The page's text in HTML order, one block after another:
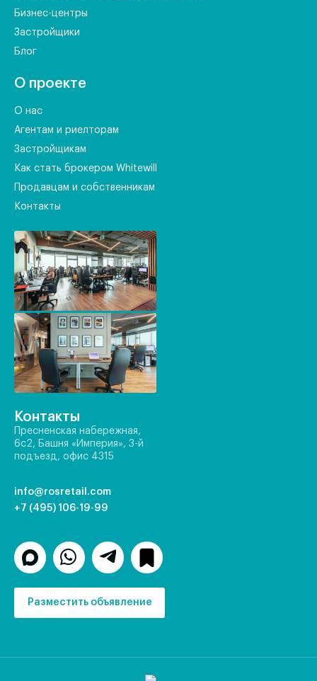
Бизнес-центры
Застройщики
Блог
О проекте
О нас
Агентам и риелторам
Застройщикам
Как стать брокером Whitewill
Продавцам и собственникам
Контакты
Контакты
Пресненская набережная,
6с2, Башня «Империя», 3-й
подъезд, офис 4315
info@rosretail.com
+7 (495) 106-19-99
Разместить объявление